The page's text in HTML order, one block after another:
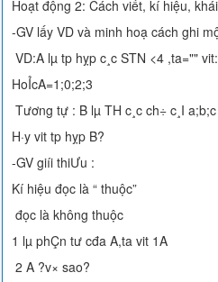
Hoạt động 2: Cách viết, kí hiệu,
-GV lấy VD và minh hoạ cách ghi
VD:A lµ tp hỵp c¸c STN <4 ,ta=""
HoỈcA=1;0;2;3
Tương tự : B lµ TH c¸c ch÷ c¸I a;b;c
H·y vit tp hỵp B?
-GV giíi thiƯu :
Kí hiệu đọc là “ thuộc”
đọc là không thuộc
1 lµ phÇn tư cđa A,ta vit 1A
2 A ?v× sao?